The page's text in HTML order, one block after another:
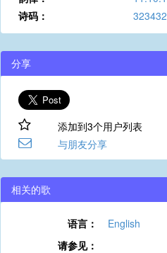
诗码：
分享
添加到3个用户列表
与朋友分享
相关的歌
语言：
English
请参见：